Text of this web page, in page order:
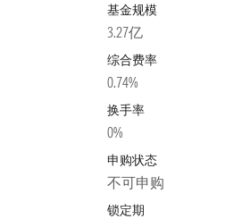
基金规模
3.27亿
综合费率
0.74%
换手率
0%
申购状态
不可申购
锁定期